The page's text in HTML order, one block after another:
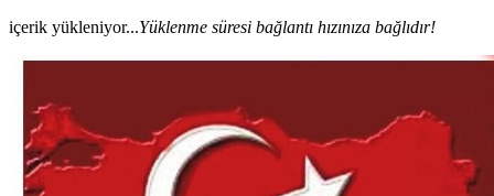
içerik yükleniyor...Yüklenme süresi bağlantı hızınıza bağlıdır!